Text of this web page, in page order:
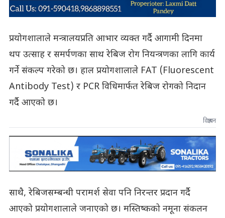
प्रयोगशालाले मन्त्रालयप्रति आभार व्यक्त गर्दै आगामी दिनमा
थप उत्साह र समर्पणका साथ रेबिज रोग नियन्त्रणका लागि कार्य
गर्ने संकल्प गरेको छ। हाल प्रयोगशालाले FAT (Fluorescent
Antibody Test) र PCR विधिमार्फत रेबिज रोगको निदान
गर्दै आएको छ।
विज्ञापन
साथै, रेबिजसम्बन्धी परामर्श सेवा पनि निरन्तर प्रदान गर्दै
आएको प्रयोगशालाले जनाएको छ। मस्तिष्कको नमूना संकलन